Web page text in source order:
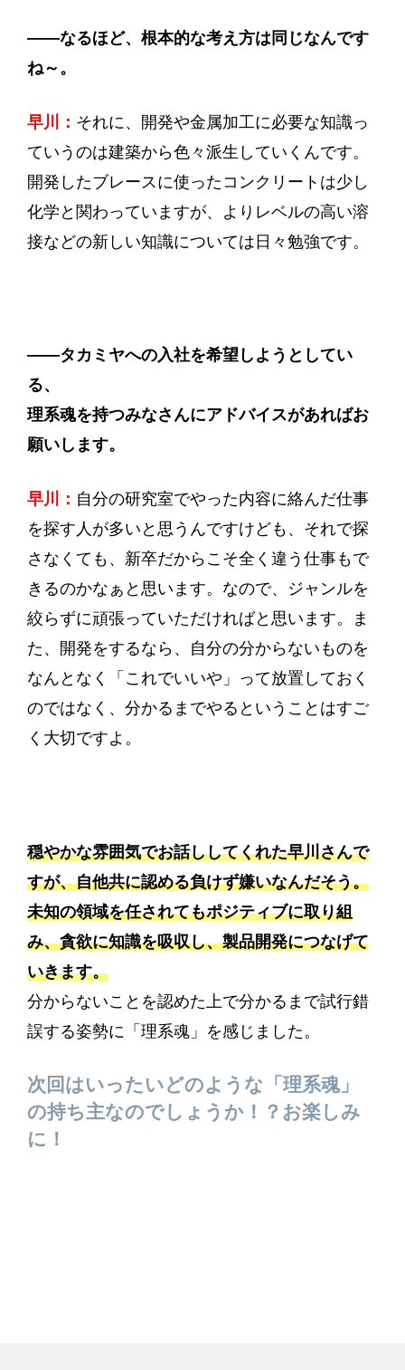
——なるほど、根本的な考え方は同じなんです
ね～。
早川： それに、開発や金属加工に必要な知識っ
ていうのは建築から色々派生していくんです。
開発したブレースに使ったコンクリートは少し
化学と関わっていますが、よりレベルの高い溶
接などの新しい知識については日々勉強です。
——タカミヤへの入社を希望しようとしてい
る、
理系魂を持つみなさんにアドバイスがあればお
願いします。
早川： 自分の研究室でやった内容に絡んだ仕事
を探す人が多いと思うんですけども、それで探
さなくても、新卒だからこそ全く違う仕事もで
きるのかなぁと思います。なので、ジャンルを
絞らずに頑張っていただければと思います。ま
た、開発をするなら、自分の分からないものを
なんとなく「これでいいや」って放置しておく
のではなく、分かるまでやるということはすご
く大切ですよ。
穏やかな雰囲気でお話ししてくれた早川さんで
すが、自他共に認める負けず嫌いなんだそう。
未知の領域を任されてもポジティブに取り組
み、貪欲に知識を吸収し、製品開発につなげて
いきます。
分からないことを認めた上で分かるまで試行錯
誤する姿勢に「理系魂」を感じました。
次回はいったいどのような「理系魂」
の持ち主なのでしょうか！？お楽しみ
に！